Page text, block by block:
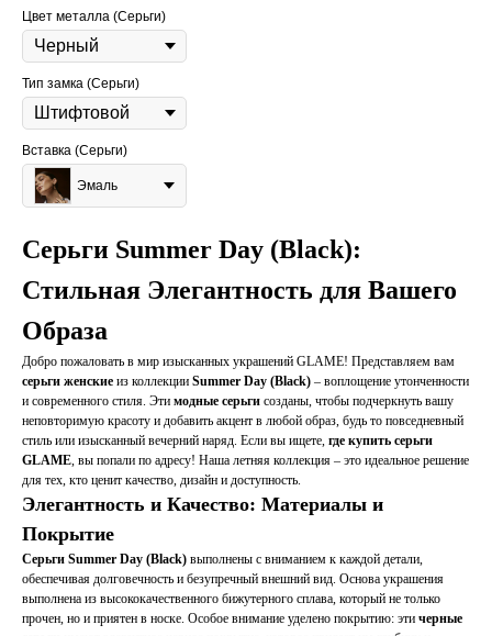
Цвет металла (Серьги)
Тип замка (Серьги)
Вставка (Серьги)
Эмаль
Серьги Summer Day (Black):
Стильная Элегантность для Вашего
Образа
Добро пожаловать в мир изысканных украшений GLAME! Представляем вам
серьги женские из коллекции Summer Day (Black) – воплощение утонченности
и современного стиля. Эти модные серьги созданы, чтобы подчеркнуть вашу
неповторимую красоту и добавить акцент в любой образ, будь то повседневный
стиль или изысканный вечерний наряд. Если вы ищете, где купить серьги
GLAME, вы попали по адресу! Наша летняя коллекция – это идеальное решение
для тех, кто ценит качество, дизайн и доступность.
Элегантность и Качество: Материалы и
Покрытие
Серьги Summer Day (Black) выполнены с вниманием к каждой детали,
обеспечивая долговечность и безупречный внешний вид. Основа украшения
выполнена из высококачественного бижутерного сплава, который не только
прочен, но и приятен в носке. Особое внимание уделено покрытию: эти черные